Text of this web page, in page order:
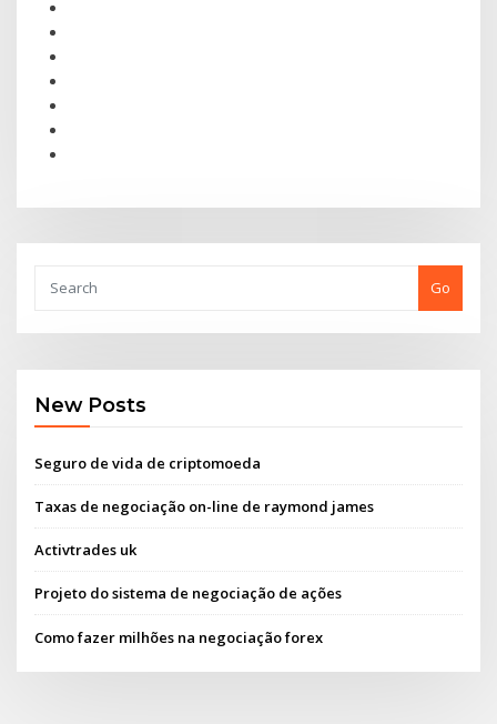
Go
New Posts
Seguro de vida de criptomoeda
Taxas de negociação on-line de raymond james
Activtrades uk
Projeto do sistema de negociação de ações
Como fazer milhões na negociação forex